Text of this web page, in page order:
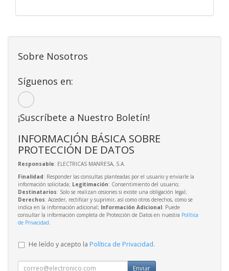
Sobre Nosotros
Síguenos en:
¡Suscríbete a Nuestro Boletín!
INFORMACIÓN BÁSICA SOBRE
PROTECCIÓN DE DATOS
Responsable: ELECTRICAS MANRESA, S.A.
Finalidad: Responder las consultas planteadas por el usuario y enviarle la
información solicitada; Legitimación: Consentimiento del usuario;
Destinatarios: Solo se realizan cesiones si existe una obligación legal;
Derechos: Acceder, rectificar y suprimir, así como otros derechos, como se
indica en la información adicional; Información Adicional: Puede
consultar la información completa de Protección de Datos en nuestra Política
de Privacidad
He leído y acepto la Política de Privacidad.
Enviar